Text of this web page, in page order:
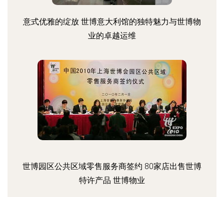
意式优雅的绽放 世博意大利馆的独特魅力与世博物
业的卓越运维
世博园区公共区域零售服务商签约 80家店出售世博
特许产品 世博物业